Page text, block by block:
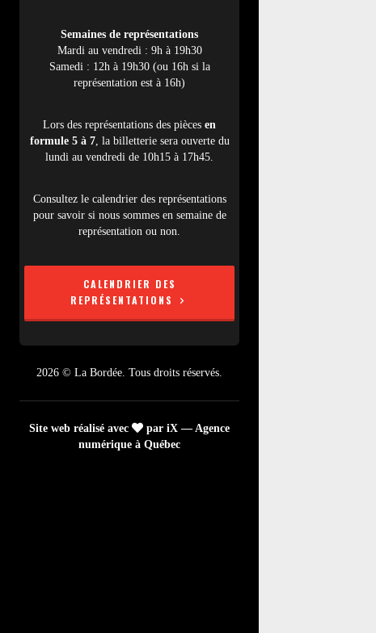
Semaines de représentations
Mardi au vendredi : 9h à 19h30
Samedi : 12h à 19h30 (ou 16h si la
représentation est à 16h)
Lors des représentations des pièces en
formule 5 à 7, la billetterie sera ouverte du
lundi au vendredi de 10h15 à 17h45.
Consultez le calendrier des représentations
pour savoir si nous sommes en semaine de
représentation ou non.
CALENDRIER DES
REPRÉSENTATIONS
2026 © La Bordée. Tous droits réservés.
Site web réalisé avec
par iX — Agence
numérique à Québec